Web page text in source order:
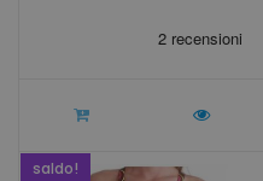
saldo!